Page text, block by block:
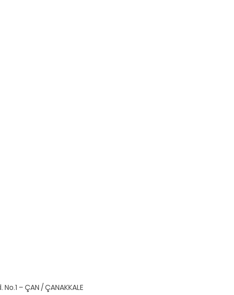
– ÇAN / ÇANAKKALE